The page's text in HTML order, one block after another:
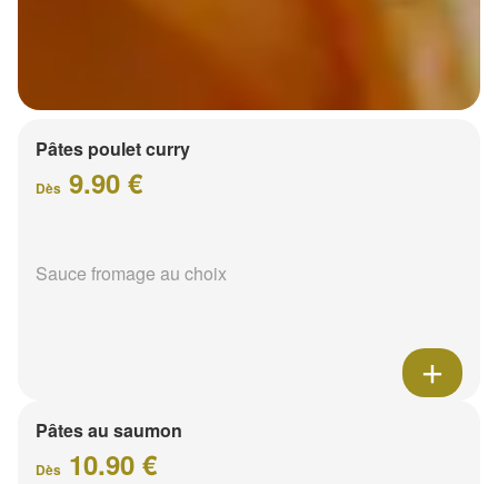
Pâtes poulet curry
Dès 9.90 €
Sauce fromage au choix
Pâtes au saumon
Dès 10.90 €